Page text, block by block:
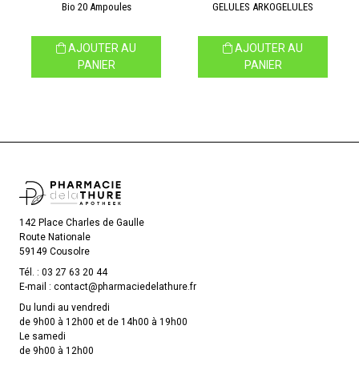
Bio 20 Ampoules
AJOUTER AU
PANIER
GELULES ARKOGELULES
AJOUTER AU
PANIER
142 Place Charles de Gaulle
Route Nationale
59149 Cousolre
Tél. : 03 27 63 20 44
E-mail : contact@pharmaciedelathure.fr
Du lundi au vendredi
de 9h00 à 12h00 et de 14h00 à 19h00
Le samedi
de 9h00 à 12h00